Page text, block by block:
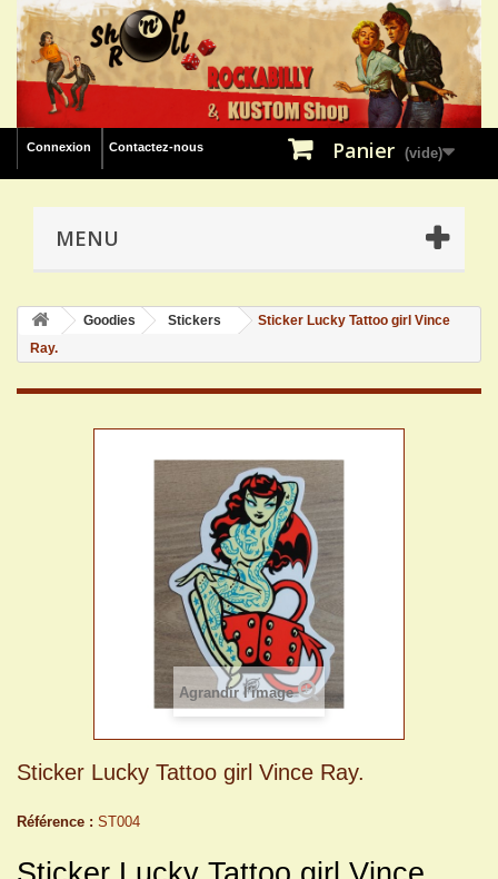
Connexion Contactez-nous Panier (vide)
MENU
Goodies Stickers
Sticker Lucky Tattoo girl Vince
Ray.
Agrandir l'image
Sticker Lucky Tattoo girl Vince Ray.
Référence : ST004